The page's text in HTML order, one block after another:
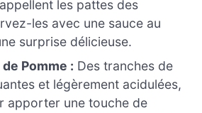
les pattes des
les avec une sauce au
surprise délicieuse.
Pomme : Des tranches de
et légèrement acidulées,
apporter une touche de